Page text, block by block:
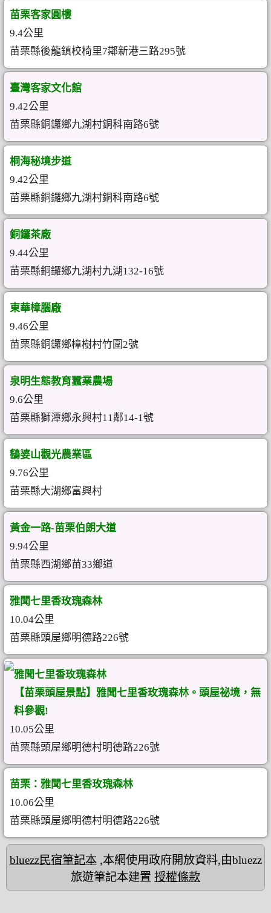
苗栗客家圓樓
9.4公里
苗栗縣後龍鎮校椅里7鄰新港三路295號
臺灣客家文化館
9.42公里
苗栗縣銅鑼鄉九湖村銅科南路6號
桐海秘境步道
9.42公里
苗栗縣銅鑼鄉九湖村銅科南路6號
銅鑼茶廠
9.44公里
苗栗縣銅鑼鄉九湖村九湖132-16號
東華樟腦廠
9.46公里
苗栗縣銅鑼鄉樟樹村竹圍2號
泉明生態教育蠶業農場
9.6公里
苗栗縣獅潭鄉永興村11鄰14-1號
鷂婆山觀光農業區
9.76公里
苗栗縣大湖鄉富興村
黃金一路-苗栗伯朗大道
9.94公里
苗栗縣西湖鄉苗33鄉道
雅聞七里香玫瑰森林
10.04公里
苗栗縣頭屋鄉明德路226號
雅聞七里香玫瑰森林
【苗栗頭屋景點】雅聞七里香玫瑰森林。頭屋祕境，無
料參觀!
10.05公里
苗栗縣頭屋鄉明德村明德路226號
苗栗：雅聞七里香玫瑰森林
10.06公里
苗栗縣頭屋鄉明德村明德路226號
bluezz民宿筆記本,本網使用政府開放資料,由bluezz
旅遊筆記本建置 授權條款